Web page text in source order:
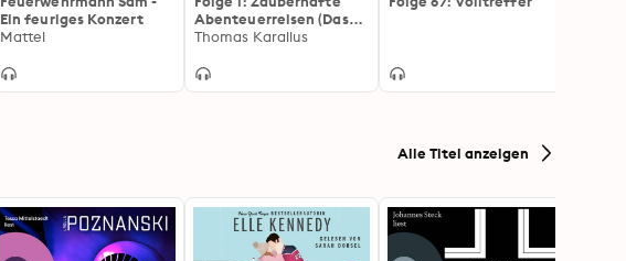
Ein feuriges Konzert
Mattel
Abenteuerreisen (Das
Original-Hörspiel zur TV-
Thomas Karallus
Alle Titel anzeigen